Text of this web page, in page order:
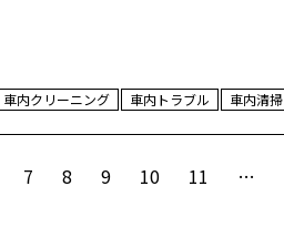
車内クリーニング 車内トラブル 車内清掃
7 8 9 10 11 …